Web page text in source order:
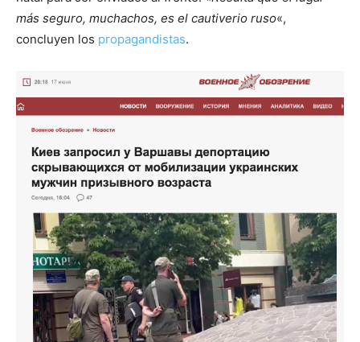
más seguro, muchachos, es el cautiverio ruso«,
concluyen los propagandistas.